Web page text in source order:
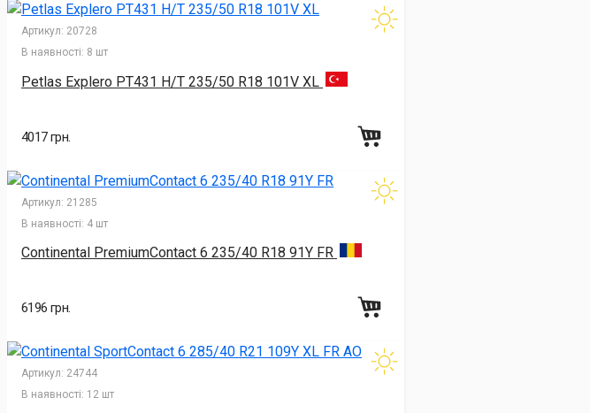
Артикул: 20728
В наявності: 8 шт
Petlas Explero PT431 H/T 235/50 R18 101V XL
4017 грн.
Артикул: 21285
В наявності: 4 шт
Continental PremiumContact 6 235/40 R18 91Y FR
6196 грн.
Артикул: 24744
В наявності: 12 шт